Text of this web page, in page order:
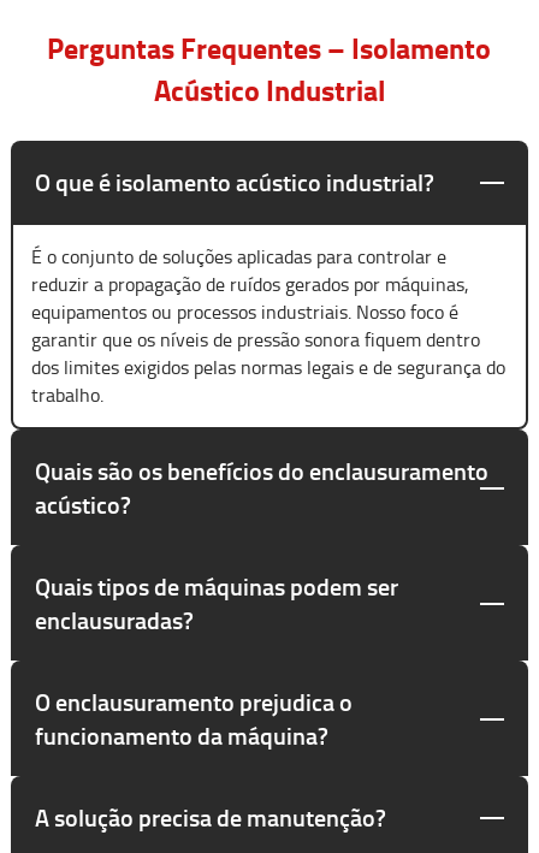
Perguntas Frequentes – Isolamento
Acústico Industrial
O que é isolamento acústico industrial?
É o conjunto de soluções aplicadas para controlar e
reduzir a propagação de ruídos gerados por máquinas,
equipamentos ou processos industriais. Nosso foco é
garantir que os níveis de pressão sonora fiquem dentro
dos limites exigidos pelas normas legais e de segurança do
trabalho.
Quais são os benefícios do enclausuramento
acústico?
Quais tipos de máquinas podem ser
enclausuradas?
O enclausuramento prejudica o
funcionamento da máquina?
A solução precisa de manutenção?